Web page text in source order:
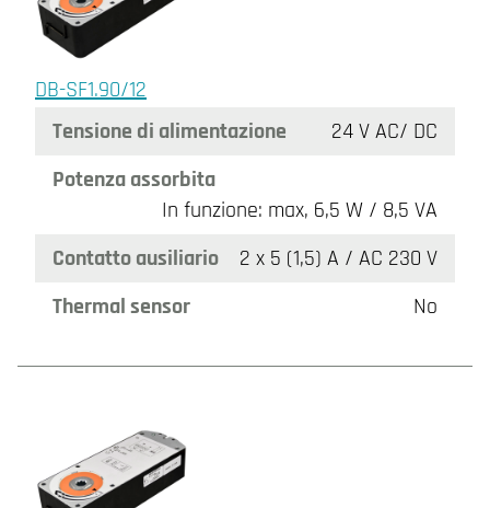
DB-SF1.90/12
Tensione di alimentazione
24 V AC/ DC
Potenza assorbita
In funzione: max, 6,5 W / 8,5 VA
Contatto ausiliario
2 x 5 (1,5) A / AC 230 V
Thermal sensor
No